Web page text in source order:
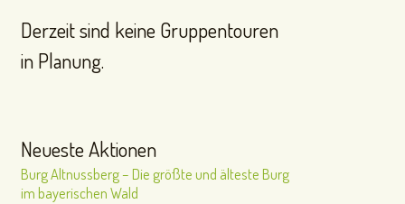
Derzeit sind keine Gruppentouren
in Planung.
Neueste Aktionen
Burg Altnussberg – Die größte und älteste Burg
im bayerischen Wald